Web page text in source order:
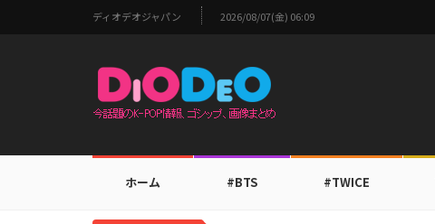
ディオデオジャパン 2026/08/07(金) 06:09
ホーム #BTS #TWICE